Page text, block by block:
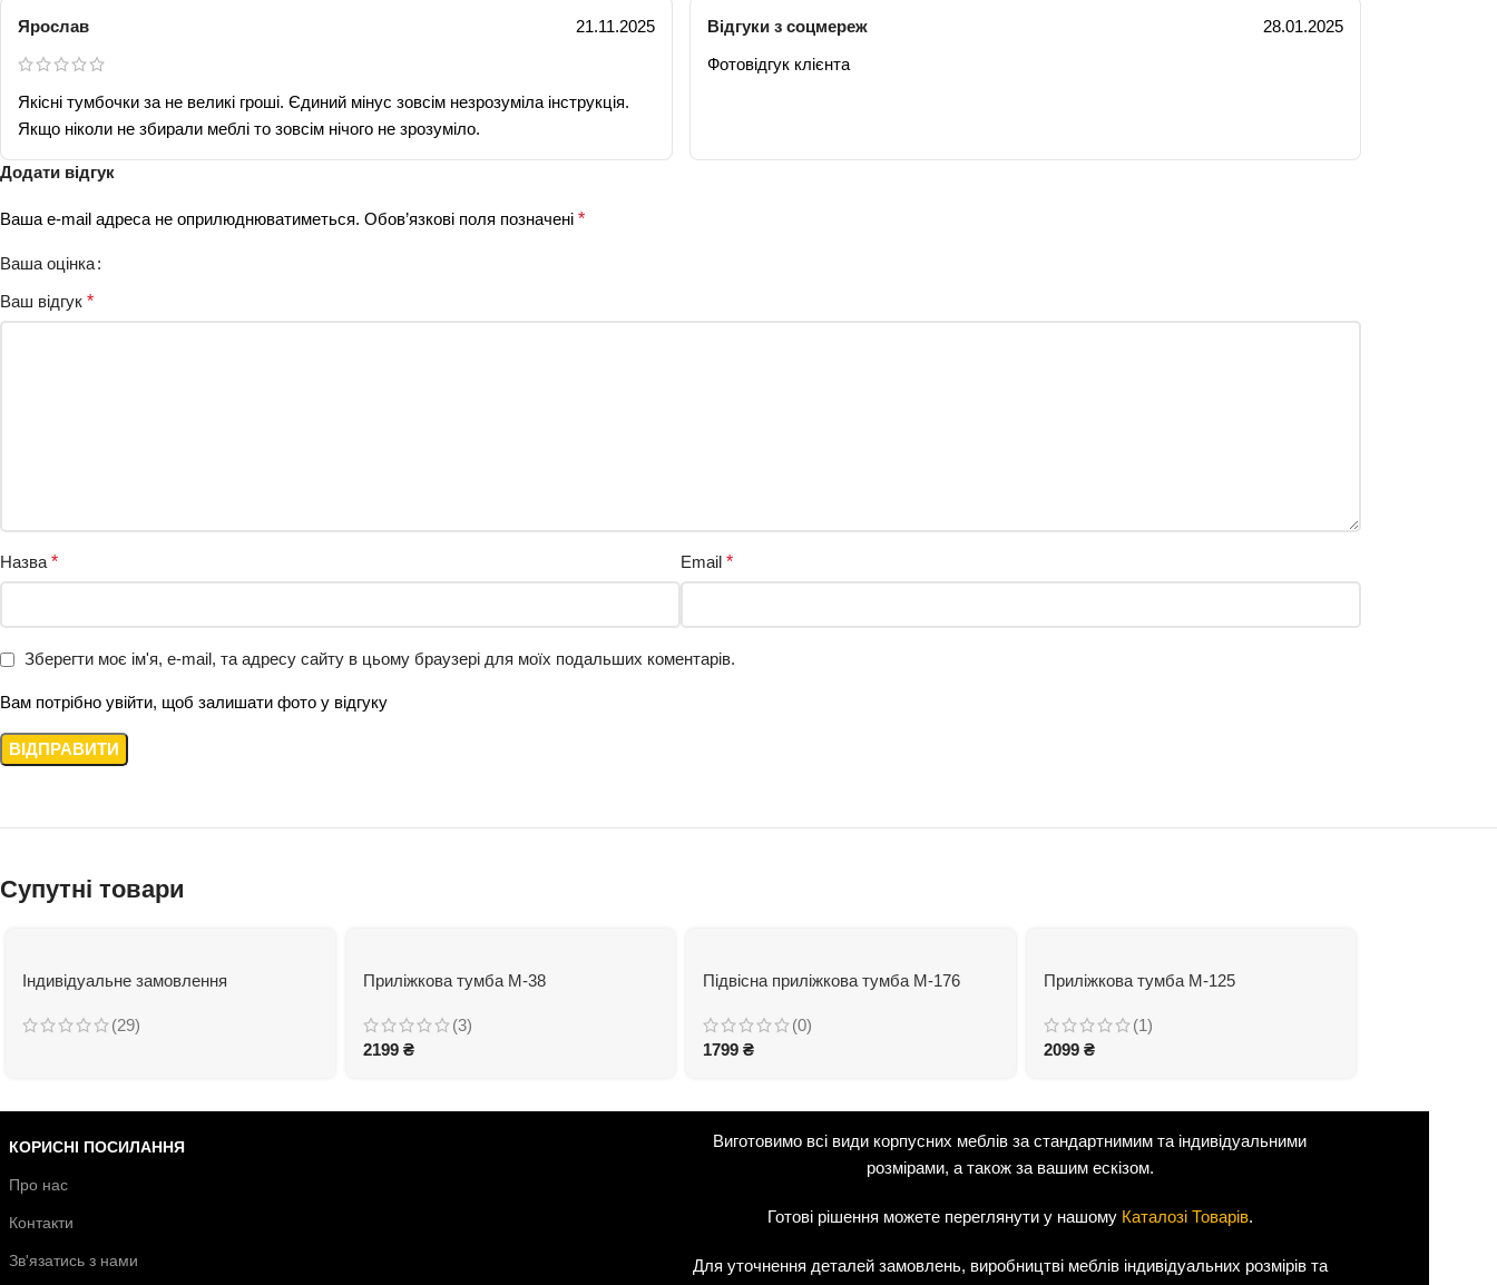
Ярослав 21.11.2025
Якісні тумбочки за не великі гроші. Єдиний мінус зовсім незрозуміла інструкція.
Якщо ніколи не збирали меблі то зовсім нічого не зрозуміло.
Відгуки з соцмереж
28.01.2025
Фотовідгук клієнта
Додати відгук
Ваша e-mail адреса не оприлюднюватиметься. Обов’язкові поля позначені *
Ваша оцінка
Ваш відгук *
Назва * Email *
Зберегти моє ім'я, e-mail, та адресу сайту в цьому браузері для моїх подальших коментарів.
Вам потрібно увійти, щоб залишати фото у відгуку
Супутні товари
Індивідуальне замовлення
(29)
Приліжкова тумба М-38
(3)
2199 ₴
Підвісна приліжкова тумба М-176
(0)
1799 ₴
Приліжкова тумба М-125
(1)
2099 ₴
КОРИСНІ ПОСИЛАННЯ
Про нас
Контакти
Зв'язатись з нами
Виготовимо всі види корпусних меблів за стандартнимим та індивідуальними
розмірами, а також за вашим ескізом.
Готові рішення можете переглянути у нашому Каталозі Товарів.
Для уточнення деталей замовлень, виробництві меблів індивідуальних розмірів та